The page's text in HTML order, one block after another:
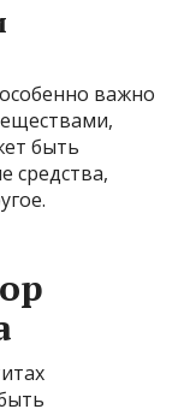
важно
быть
средства,